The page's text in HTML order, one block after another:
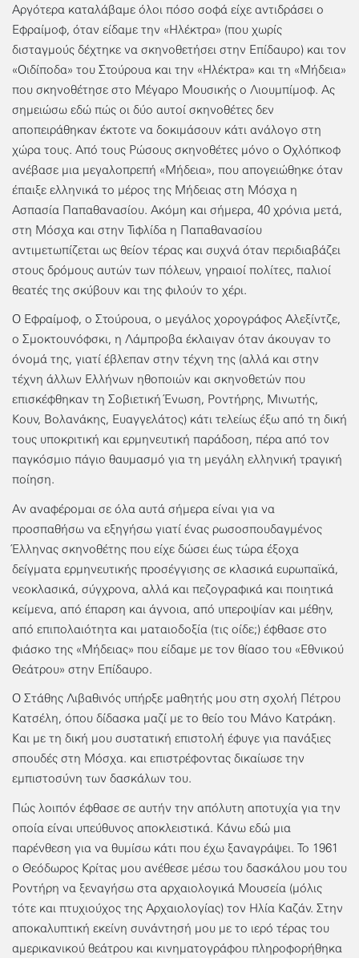
Αργότερα καταλάβαμε όλοι πόσο σοφά είχε αντιδράσει ο
Εφραίμοφ, όταν είδαμε την «Ηλέκτρα» (που χωρίς
δισταγμούς δέχτηκε να σκηνοθετήσει στην Επίδαυρο) και τον
«Οιδίποδα» του Στούρουα και την «Ηλέκτρα» και τη «Μήδεια»
που σκηνοθέτησε στο Μέγαρο Μουσικής ο Λιουμπίμοφ. Ας
σημειώσω εδώ πώς οι δύο αυτοί σκηνοθέτες δεν
αποπειράθηκαν έκτοτε να δοκιμάσουν κάτι ανάλογο στη
χώρα τους. Από τους Ρώσους σκηνοθέτες μόνο ο Οχλόπκοφ
ανέβασε μια μεγαλοπρεπή «Μήδεια», που απογειώθηκε όταν
έπαιξε ελληνικά το μέρος της Μήδειας στη Μόσχα η
Ασπασία Παπαθανασίου. Ακόμη και σήμερα, 40 χρόνια μετά,
στη Μόσχα και στην Τιφλίδα η Παπαθανασίου
αντιμετωπίζεται ως θείον τέρας και συχνά όταν περιδιαβάζει
στους δρόμους αυτών των πόλεων, γηραιοί πολίτες, παλιοί
θεατές της σκύβουν και της φιλούν το χέρι.
Ο Εφραίμοφ, ο Στούρουα, ο μεγάλος χορογράφος Αλεξίντζε,
ο Σμοκτουνόφσκι, η Λάμπροβα έκλαιγαν όταν άκουγαν το
όνομά της, γιατί έβλεπαν στην τέχνη της (αλλά και στην
τέχνη άλλων Ελλήνων ηθοποιών και σκηνοθετών που
επισκέφθηκαν τη Σοβιετική Ένωση, Ροντήρης, Μινωτής,
Κουν, Βολανάκης, Ευαγγελάτος) κάτι τελείως έξω από τη δική
τους υποκριτική και ερμηνευτική παράδοση, πέρα από τον
παγκόσμιο πάγιο θαυμασμό για τη μεγάλη ελληνική τραγική
ποίηση.
Αν αναφέρομαι σε όλα αυτά σήμερα είναι για να
προσπαθήσω να εξηγήσω γιατί ένας ρωσοσπουδαγμένος
Έλληνας σκηνοθέτης που είχε δώσει έως τώρα έξοχα
δείγματα ερμηνευτικής προσέγγισης σε κλασικά ευρωπαϊκά,
νεοκλασικά, σύγχρονα, αλλά και πεζογραφικά και ποιητικά
κείμενα, από έπαρση και άγνοια, από υπεροψίαν και μέθην,
από επιπολαιότητα και ματαιοδοξία (τις οίδε;) έφθασε στο
φιάσκο της «Μήδειας» που είδαμε με τον θίασο του «Εθνικού
Θεάτρου» στην Επίδαυρο.
Ο Στάθης Λιβαθινός υπήρξε μαθητής μου στη σχολή Πέτρου
Κατσέλη, όπου δίδασκα μαζί με το θείο του Μάνο Κατράκη.
Και με τη δική μου συστατική επιστολή έφυγε για πανάξιες
σπουδές στη Μόσχα. και επιστρέφοντας δικαίωσε την
εμπιστοσύνη των δασκάλων του.
Πώς λοιπόν έφθασε σε αυτήν την απόλυτη αποτυχία για την
οποία είναι υπεύθυνος αποκλειστικά. Κάνω εδώ μια
παρένθεση για να θυμίσω κάτι που έχω ξαναγράψει. Το 1961
ο Θεόδωρος Κρίτας μου ανέθεσε μέσω του δασκάλου μου του
Ροντήρη να ξεναγήσω στα αρχαιολογικά Μουσεία (μόλις
τότε και πτυχιούχος της Αρχαιολογίας) τον Ηλία Καζάν. Στην
αποκαλυπτική εκείνη συνάντησή μου με το ιερό τέρας του
αμερικανικού θεάτρου και κινηματογράφου πληροφορήθηκα